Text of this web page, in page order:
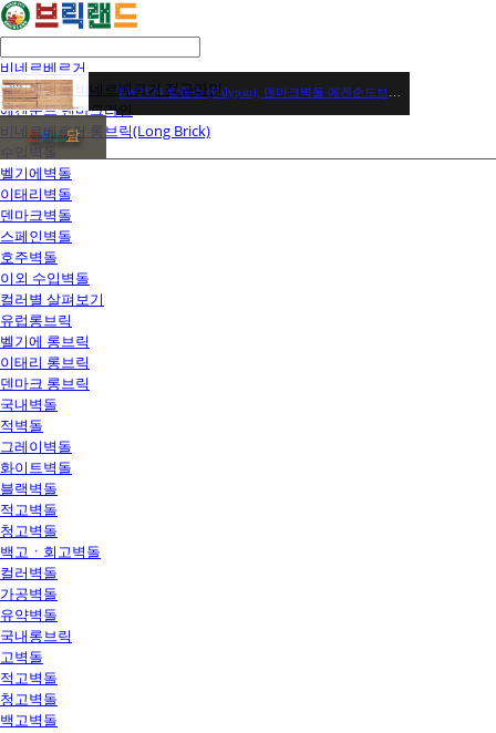
비네르베르거
벨기에벽돌 비네르베르거 정규라인
에겐순드 덴마크라인
비네르베르거 롱브릭(Long Brick)
수입벽돌
벨기에벽돌
이태리벽돌
덴마크벽돌
스페인벽돌
호주벽돌
이외 수입벽돌
컬러별 살펴보기
유럽롱브릭
벨기에 롱브릭
이태리 롱브릭
덴마크 롱브릭
국내벽돌
적벽돌
그레이벽돌
화이트벽돌
블랙벽돌
적고벽돌
청고벽돌
백고ㆍ회고벽돌
컬러벽돌
가공벽돌
유약벽돌
국내롱브릭
고벽돌
적고벽돌
청고벽돌
백고벽돌
전화상담